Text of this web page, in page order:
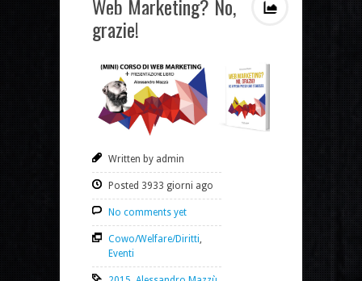
Web Marketing? No,
grazie!
Written by admin
Posted 3933 giorni ago
No comments yet
Cowo/Welfare/Diritti,
Eventi